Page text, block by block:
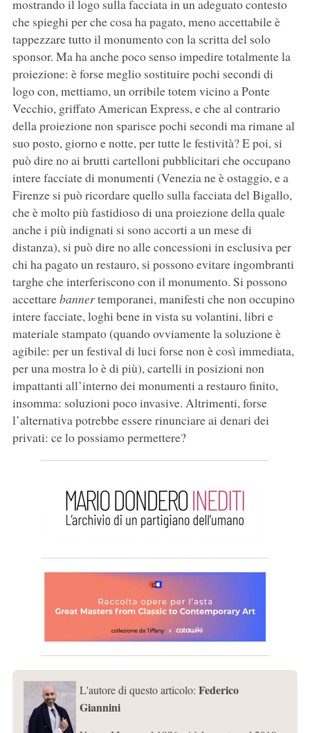
mostrando il logo sulla facciata in un adeguato contesto
che spieghi per che cosa ha pagato, meno accettabile è
tappezzare tutto il monumento con la scritta del solo
sponsor. Ma ha anche poco senso impedire totalmente la
proiezione: è forse meglio sostituire pochi secondi di
logo con, mettiamo, un orribile totem vicino a Ponte
Vecchio, griffato American Express, e che al contrario
della proiezione non sparisce pochi secondi ma rimane al
suo posto, giorno e notte, per tutte le festività? E poi, si
può dire no ai brutti cartelloni pubblicitari che occupano
intere facciate di monumenti (Venezia ne è ostaggio, e a
Firenze si può ricordare quello sulla facciata del Bigallo,
che è molto più fastidioso di una proiezione della quale
anche i più indignati si sono accorti a un mese di
distanza), si può dire no alle concessioni in esclusiva per
chi ha pagato un restauro, si possono evitare ingombranti
targhe che interferiscono con il monumento. Si possono
accettarebannertemporanei, manifesti che non occupino
intere facciate, loghi bene in vista su volantini, libri e
materiale stampato (quando ovviamente la soluzione è
agibile: per un festival di luci forse non è così immediata,
per una mostra lo è di più), cartelli in posizioni non
impattanti all’interno dei monumenti a restauro finito,
insomma: soluzioni poco invasive. Altrimenti, forse
l’alternativa potrebbe essere rinunciare ai denari dei
privati: ce lo possiamo permettere?
L'autore di questo articolo: Federico
Giannini